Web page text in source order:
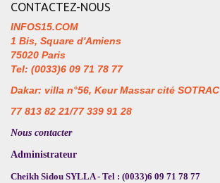
CONTACTEZ-NOUS
INFOS15.COM
1 Bis, Square d'Amiens
75020 Paris
Tel: (0033)6 09 71 78 77
Dakar: villa n°56, Keur Massar cité SOTRAC
77 813 82 21/77 339 91 28
Nous contacter
Administrateur
Cheikh Sidou SYLLA - Tel : (0033)6 09 71 78 77